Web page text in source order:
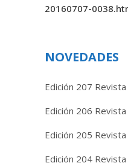
20160707-
NOVEDADES
Edición 207
Edición 206
Edición 205
Edición 204